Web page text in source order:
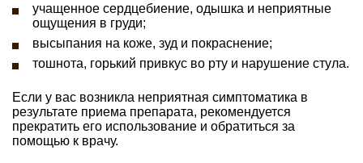
учащенное сердцебиение, одышка и неприятные
ощущения в груди;
высыпания на коже, зуд и покраснение;
тошнота, горький привкус во рту и нарушение стула.
Если у вас возникла неприятная симптоматика в
результате приема препарата, рекомендуется
прекратить его использование и обратиться за
помощью к врачу.